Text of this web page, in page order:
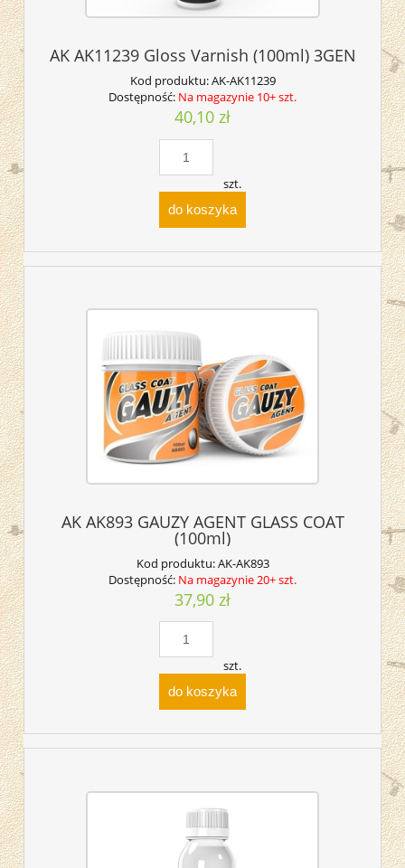
AK AK11239 Gloss Varnish (100ml) 3GEN
Kod produktu:AK-AK11239
Dostępność: Na magazynie 10+ szt.
40,10 zł
szt.
do koszyka
AK AK893 GAUZY AGENT GLASS COAT
(100ml)
Kod produktu:AK-AK893
Dostępność: Na magazynie 20+ szt.
37,90 zł
szt.
do koszyka